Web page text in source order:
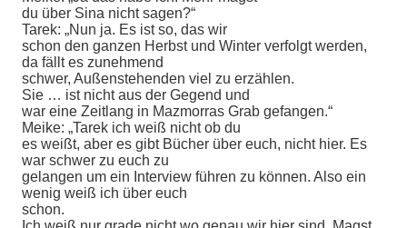
du über Sina nicht sagen?“
Tarek: „Nun ja. Es ist so, das wir
schon den ganzen Herbst und Winter verfolgt werden,
da fällt es zunehmend
schwer, Außenstehenden viel zu erzählen.
Sie … ist nicht aus der Gegend und
war eine Zeitlang in Mazmorras Grab gefangen.“
Meike: „Tarek ich weiß nicht ob du
es weißt, aber es gibt Bücher über euch, nicht hier. Es
war schwer zu euch zu
gelangen um ein Interview führen zu können. Also ein
wenig weiß ich über euch
schon.